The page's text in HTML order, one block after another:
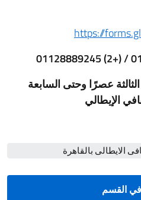
https://
الثالثة عصرًا وحتى السابعة
الإيطالي
الايطالى بالقاهرة
في القسم